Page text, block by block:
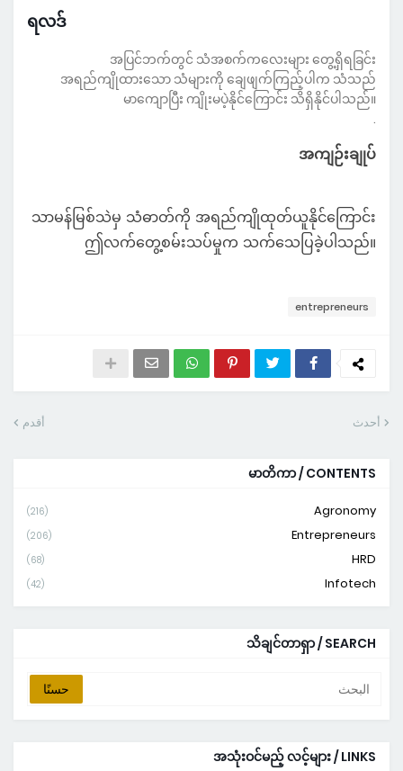
ရလဒ်
အပြင်ဘက်တွင် သံအစက်ကလေးများ တွေ့ရှိရခြင်း
အရည်ကျိုထားသော သံများကို ချေဖျက်ကြည့်ပါက သံသည်
မာကျောပြီး ကျိုးမပဲ့နိုင်ကြောင်း သိရှိနိုင်ပါသည်။
.
အကျဉ်းချုပ်
သာမန်မြစ်သဲမှ သံဓာတ်ကို အရည်ကျိုထုတ်ယူနိုင်ကြောင်း
ဤလက်တွေ့စမ်းသပ်မှုက သက်သေပြခဲ့ပါသည်။
entrepreneurs
أحدث أقدم
မာတိကာ / CONTENTS
Agronomy
(216)
Entrepreneurs
(206)
HRD
(68)
Infotech
(42)
သိချင်တာရှာ / SEARCH
အသုံးဝင်မည့် လင့်များ / LINKS